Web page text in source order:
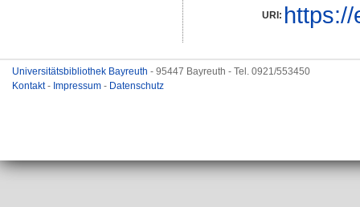
URI:
Universitätsbibliothek Bayreuth - 95447 Bayreuth - Tel. 0921/553450
Kontakt- Impressum - Datenschutz